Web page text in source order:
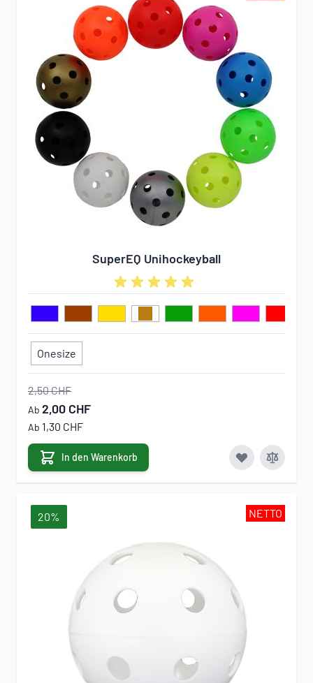
SuperEQ Unihockeyball
Onesize
2,50 CHF
Ab 2,00 CHF
Ab 1,30 CHF
In den Warenkorb
NETTO
20%